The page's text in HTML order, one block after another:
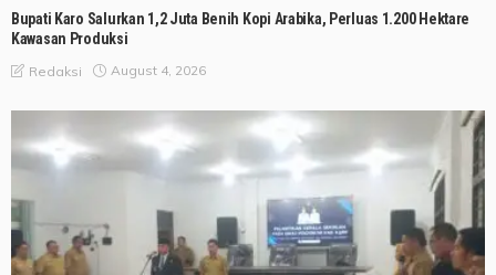
Bupati Karo Salurkan 1,2 Juta Benih Kopi Arabika, Perluas 1.200 Hektare
Kawasan Produksi
Redaksi August 4, 2026